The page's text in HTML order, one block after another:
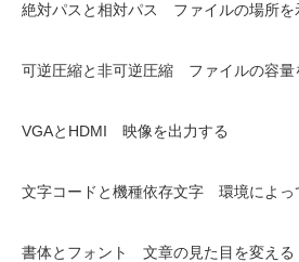
絶対パスと相対パス ファイルの場所を
可逆圧縮と非可逆圧縮 ファイルの容量
VGAとHDMI 映像を出力する
文字コードと機種依存文字 環境によっ
書体とフォント 文章の見た目を変える